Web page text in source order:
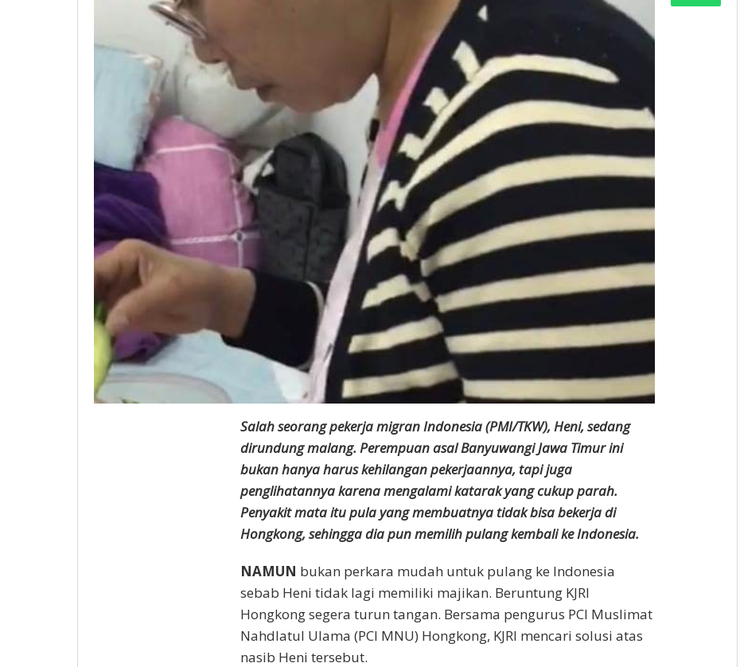
Salah seorang pekerja migran Indonesia (PMI/TKW), Heni, sedang
dirundung malang. Perempuan asal Banyuwangi Jawa Timur ini
bukan hanya harus kehilangan pekerjaannya, tapi juga
penglihatannya karena mengalami katarak yang cukup parah.
Penyakit mata itu pula yang membuatnya tidak bisa bekerja di
Hongkong, sehingga dia pun memilih pulang kembali ke Indonesia.
NAMUN bukan perkara mudah untuk pulang ke Indonesia
sebab Heni tidak lagi memiliki majikan. Beruntung KJRI
Hongkong segera turun tangan. Bersama pengurus PCI Muslimat
Nahdlatul Ulama (PCI MNU) Hongkong, KJRI mencari solusi atas
nasib Heni tersebut.